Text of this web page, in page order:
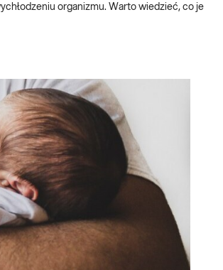
organizmu. Warto wiedzieć, co je